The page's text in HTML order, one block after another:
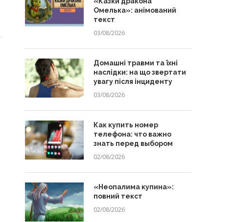
Омелька»: анімований
текст
03/08/2026
Домашні травми та їхні
наслідки: на що звертати
увагу після інциденту
03/08/2026
Как купить номер
телефона: что важно
знать перед выбором
02/08/2026
«Неопалима купина»:
повний текст
02/08/2026